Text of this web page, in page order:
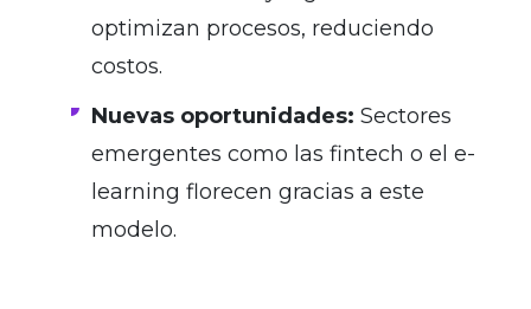
optimizan procesos, reduciendo
costos.
Nuevas oportunidades: Sectores
emergentes como las fintech o el e-
learning florecen gracias a este
modelo.